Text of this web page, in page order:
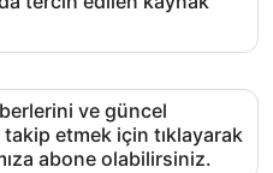
ve güncel
etmek için tıklayarak
abone olabilirsiniz.